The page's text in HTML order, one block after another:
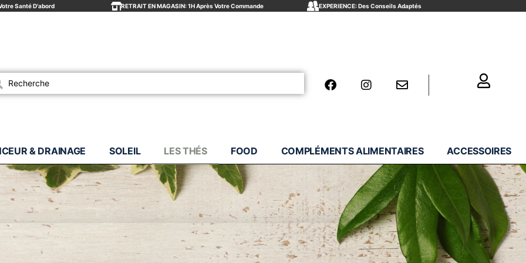
Santé D'abord RETRAIT EN MAGASIN: 1H Après Votre Commande EXPERIENCE: Des Conseils Adaptés
& DRAINAGE SOLEIL LES THÉS FOOD COMPLÉMENTS ALIMENTAIRES ACCESSOIRES